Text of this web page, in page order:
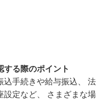
する際のポイント
込手続きや給与振込、 法
設定など、 さまざまな場